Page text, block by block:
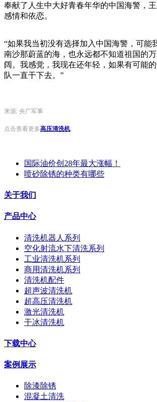
奉献了人生中大好青春年华的中国海警，
感情和依恋。
“如果我当初没有选择加入中国海警，可能
南沙那蔚蓝的海，也永远都不知道祖国的
阔。我感觉，我现在还年轻，如果有可能
队一直干下去。”
来源: 央广军事
点击查看更多高压清洗机。
国际油价创28年最大涨幅！
喷砂除锈的种类有哪些
关于我们
产品中心
清洗机器人系列
空化射流水下清洗系列
工业清洗机系列
商用清洗机系列
清洗机配件
超声波清洗机
超高压清洗机
激光清洗机
干冰清洗机
下载中心
案例展示
除漆除锈
混凝土清洗